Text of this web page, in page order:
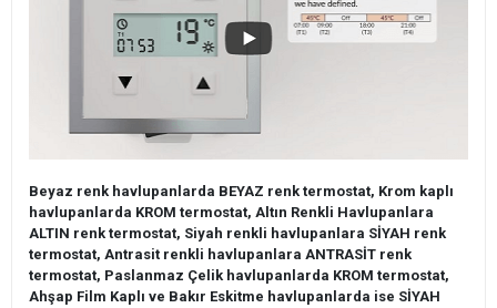
Beyaz renk havlupanlarda BEYAZ renk termostat, Krom kaplı
havlupanlarda KROM termostat, Altın Renkli Havlupanlara
ALTIN renk termostat, Siyah renkli havlupanlara SİYAH renk
termostat, Antrasit renkli havlupanlara ANTRASİT renk
termostat, Paslanmaz Çelik havlupanlarda KROM termostat,
Ahşap Film Kaplı ve Bakır Eskitme havlupanlarda ise SİYAH